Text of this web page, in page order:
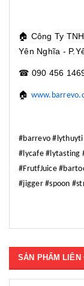
🏠 Công Ty
Yên Nghĩa -
☎ 090 456
🏠
#barrevo
#lycafe #lytasting
#FrutfJuice
#jigger #spoon
SẢN PHẨM LIÊN